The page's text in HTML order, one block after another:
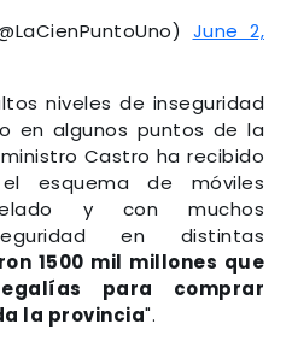
June 2,
niveles de inseguridad
en algunos puntos de la
Castro ha recibido
esquema de móviles
y con muchos
en distintas
1500 mil millones que
para comprar
la provincia".